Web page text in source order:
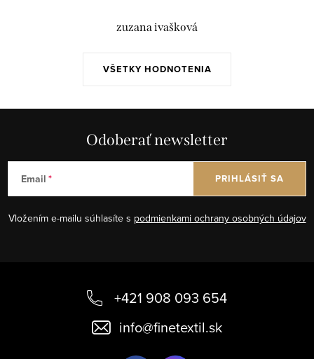
VŠETKY HODNOTENIA
zuzana ivašková
Odoberať newsletter
Email
Vložením e-mailu súhlasíte s podmienkami ochrany osobných údajov
PRIHLÁSIŤ SA
+421 908 093 654
info@finetextil.sk